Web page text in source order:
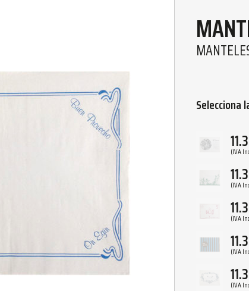
Selecciona
(IVA
(IVA
(IVA
(IVA
(IVA